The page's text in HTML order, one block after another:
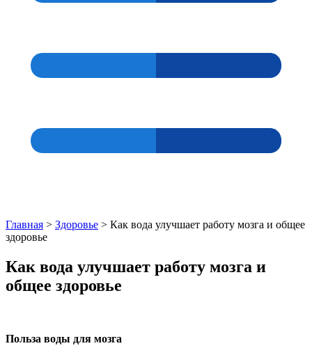
Главная > Здоровье > Как вода улучшает работу мозга и общее
здоровье
Как вода улучшает работу мозга и
общее здоровье
Польза воды для мозга